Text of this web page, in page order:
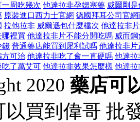
一周吃幾次 他達拉非孕婦塞藥 威爾剛
原裝進口西力士官網 德國拜耳公司官網
拉他拉非 威爾遜包什麼檔次 他達拉非
哪裡買 他達拉非片不能分開吃嗎 威而鋼
錢 普通藥店能買到犀利試嗎 他達拉非片
方可治 他達拉非吃了會一直硬嗎 他達拉
吃了萬艾可 他達拉非效果怎麼樣 他達拉
2020 藥店可
以買到偉哥 批